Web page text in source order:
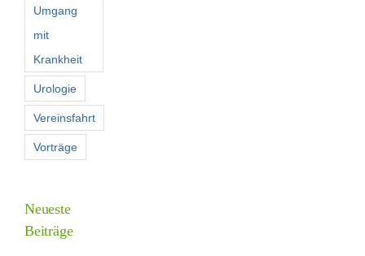
Umgang
mit
Krankheit
Urologie
Vereinsfahrt
Vorträge
Neueste
Beiträge